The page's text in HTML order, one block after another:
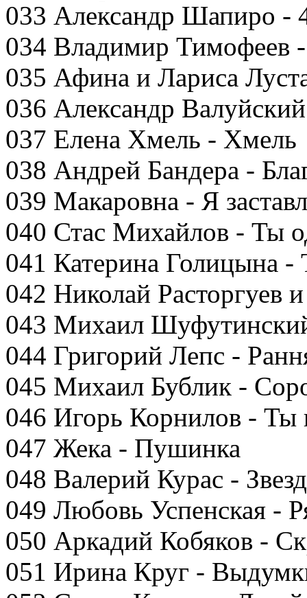
033 Александр Шапиро -
034 Владимир Тимофеев
035 Афина и Лариса
036 Александр
037 Елена Хмель - Хмель
038 Андрей Бандера -
039 Макаровна - Я
040 Стас Михайлов - Ты
041 Катерина Голицына -
042 Николай Расторгуев
043 Михаил
044 Григорий Лепс -
045 Михаил Бублик -
046 Игорь Корнилов - Ты
047 Жека - Пушинка
048 Валерий Курас -
049 Любовь Успенская -
050 Аркадий Кобяков -
051 Ирина Круг -